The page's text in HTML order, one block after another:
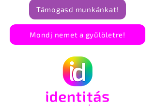
Támogasd munkánkat!
Mondj nemet a gyűlöletre!